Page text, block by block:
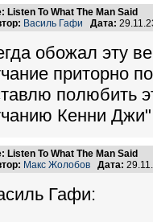
Listen To What The Man Said
Василь Гафи Дата:
обожал эту
приторно
полюбить
Кенни
Listen To What The Man Said
Макс Жолобов Дата:
Гафи: